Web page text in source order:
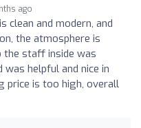
ago
clean and modern, and
the atmosphere is
the staff inside was
helpful and nice in
price is too high, overall